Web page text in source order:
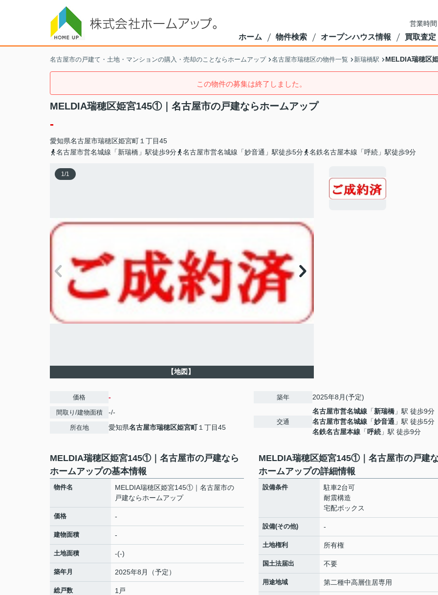
営業時
ホーム 物件検索 オープンハウス情報 買取査定
名古屋市の戸建て・土地・マンションの購入・売却のことならホームアップ 名古屋市瑞穂区の物件一覧 新瑞橋駅 MELDIA瑞穂区
この物件の募集は終了しました。
MELDIA瑞穂区姫宮145①｜名古屋市の戸建ならホームアップ
-
愛知県名古屋市瑞穂区姫宮町 １丁目45
名古屋市営名城線「新瑞橋」駅徒歩9分
名古屋市営名城線「妙音通」駅徒歩5分 名鉄名古屋本線「呼続」駅徒歩9分
1/1
【地図】
価格 -
間取り/建物面積 -/-
所在地 愛知県名古屋市瑞穂区姫宮町１丁目45
築年 2025年8月(予定)
交通
名古屋市営名城線 「新瑞橋 」駅 徒歩9分
名古屋市営名城線 「妙音通 」駅 徒歩5分
名鉄名古屋本線 「 呼続 」駅 徒歩9分
MELDIA瑞穂区姫宮145①｜名古屋市の戸建なら
ホームアップの基本情報
物件名
MELDIA瑞穂区姫宮145①｜名古屋市の
戸建ならホームアップ
価格 -
建物面積 -
土地面積 -(-)
築年月 2025年8月（予定）
総戸数 1戸
MELDIA瑞穂区姫宮145①｜名古屋市の戸建
ホームアップの詳細情報
設備条件
駐車2台可
耐震構造
宅配ボックス
設備(その他) -
土地権利 所有権
国土法届出 不要
用途地域 第二種中高層住居専用